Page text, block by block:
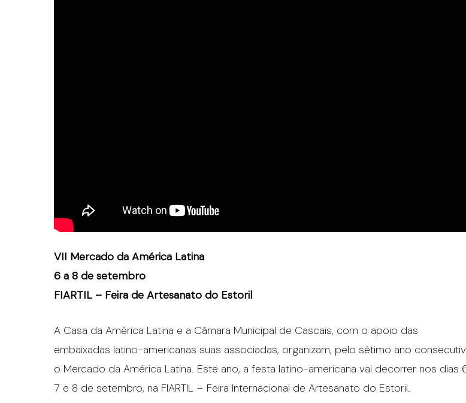
VII Mercado da América Latina
6 a 8 de setembro
FIARTIL – Feira de Artesanato do Estoril
A Casa da América Latina e a Câmara Municipal de Cascais, com o apoio das
embaixadas latino-americanas suas associadas, organizam, pelo sétimo ano
o Mercado da América Latina. Este ano, a festa latino-americana vai decorrer nos dias
7 e 8 de setembro, na FIARTIL – Feira Internacional de Artesanato do Estoril.